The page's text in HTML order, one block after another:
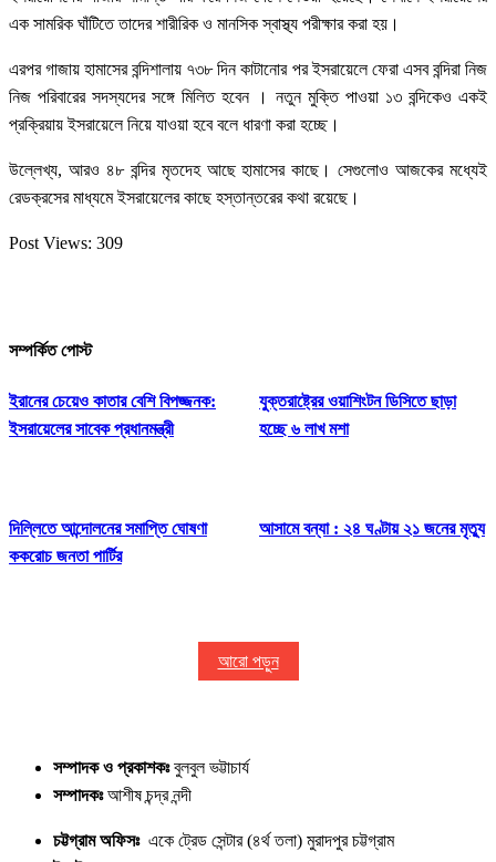
এক সামরিক ঘাঁটিতে তাদের শারীরিক ও মানসিক স্বাস্থ্য পরীক্ষার করা হয়।
এরপর গাজায় হামাসের বন্দিশালায় ৭৩৮ দিন কাটানোর পর ইসরায়েলে ফেরা এসব বন্দিরা নিজ
নিজ পরিবারের সদস্যদের সঙ্গে মিলিত হবেন । নতুন মুক্তি পাওয়া ১৩ বন্দিকেও একই
প্রক্রিয়ায় ইসরায়েলে নিয়ে যাওয়া হবে বলে ধারণা করা হচ্ছে।
উল্লেখ্য, আরও ৪৮ বন্দির মৃতদেহ আছে হামাসের কাছে। সেগুলোও আজকের মধ্যেই
রেডক্রসের মাধ্যমে ইসরায়েলের কাছে হস্তান্তরের কথা রয়েছে।
Post Views: 309
সম্পর্কিত পোস্ট
ইরানের চেয়েও কাতার বেশি বিপজ্জনক:
ইসরায়েলের সাবেক প্রধানমন্ত্রী
যুক্তরাষ্ট্রের ওয়াশিংটন ডিসিতে ছাড়া
হচ্ছে ৬ লাখ মশা
দিল্লিতে আন্দোলনের সমাপ্তি ঘোষণা
ককরোচ জনতা পার্টির
আসামে বন্যা : ২৪ ঘণ্টায় ২১ জনের মৃত্যু
আরো পড়ুন
সম্পাদক ও প্রকাশকঃবুলবুল ভট্টাচার্য
সম্পাদকঃআশীষ চন্দ্র নন্দী
চট্টগ্রাম অফিসঃএকে ট্রেড সেন্টার (৪র্থ তলা) মুরাদপুর চট্টগ্রাম